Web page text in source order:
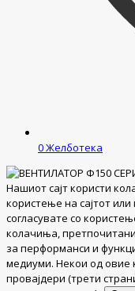
0Желботека
Нашиот сајт користи
користење на сајтот
согласувате со
колачиња,
за перформанси и
медиуми. Некои од овие
провајдери (трети